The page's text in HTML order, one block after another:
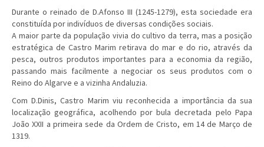
Durante o reinado de D.Afonso III (1245-1279), esta sociedade era
constituída por indivíduos de diversas condições sociais.
A maior parte da população vivia do cultivo da terra, mas a posição
estratégica de Castro Marim retirava do mar e do rio, através da
pesca, outros produtos importantes para a economia da região,
passando mais facilmente a negociar os seus produtos com o
Reino do Algarve e a vizinha Andaluzia.
Com D.Dinis, Castro Marim viu reconhecida a importância da sua
localização geográfica, acolhendo por bula decretada pelo Papa
João XXII a primeira sede da Ordem de Cristo, em 14 de Março de
1319.